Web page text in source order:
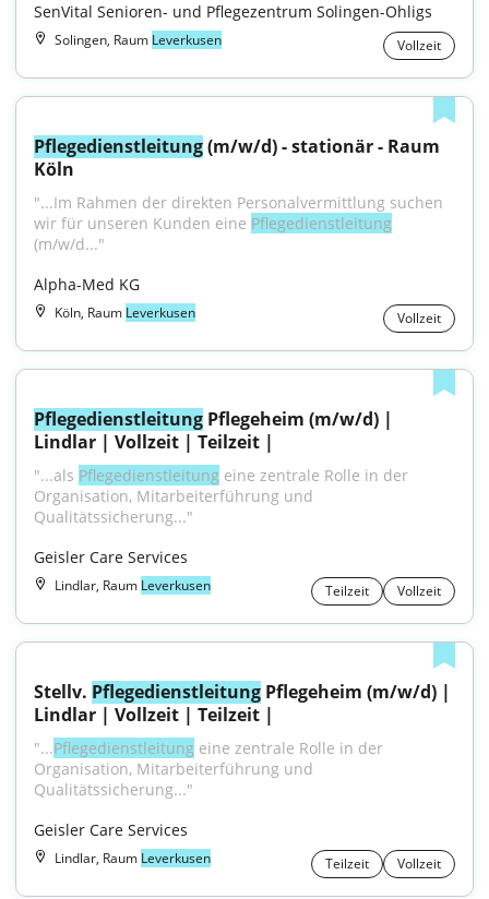
SenVital Senioren- und Pflegezentrum Solingen-Ohligs
Solingen, Raum Leverkusen Vollzeit
Pflegedienstleitung (m/w/d) - stationär - Raum
Köln
"...Im Rahmen der direkten Personalvermittlung suchen
wir für unseren Kunden eine Pflegedienstleitung
(m/w/d..."
Alpha-Med KG
Köln, Raum Leverkusen Vollzeit
Pflegedienstleitung Pflegeheim (m/w/d) |
Lindlar | Vollzeit | Teilzeit |
"...als Pflegedienstleitung eine zentrale Rolle in der
Organisation, Mitarbeiterführung und
Qualitätssicherung..."
Geisler Care Services
Lindlar, Raum Leverkusen Teilzeit Vollzeit
Stellv. Pflegedienstleitung Pflegeheim (m/w/d) |
Lindlar | Vollzeit | Teilzeit |
"...Pflegedienstleitung eine zentrale Rolle in der
Organisation, Mitarbeiterführung und
Qualitätssicherung..."
Geisler Care Services
Lindlar, Raum Leverkusen Teilzeit Vollzeit